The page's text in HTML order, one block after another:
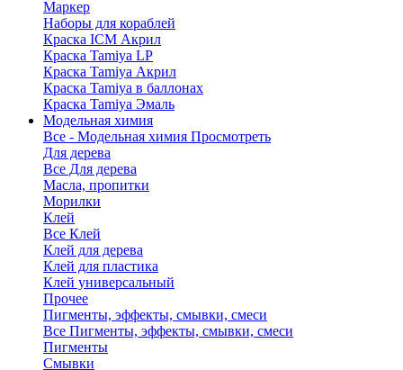
Маркер
Наборы для кораблей
Краска ICM Акрил
Краска Tamiya LP
Краска Tamiya Акрил
Краска Tamiya в баллонах
Краска Tamiya Эмаль
Модельная химия
Все - Модельная химия Просмотреть
Для дерева
Все Для дерева
Масла, пропитки
Морилки
Клей
Все Клей
Клей для дерева
Клей для пластика
Клей универсальный
Прочее
Пигменты, эффекты, смывки, смеси
Все Пигменты, эффекты, смывки, смеси
Пигменты
Смывки